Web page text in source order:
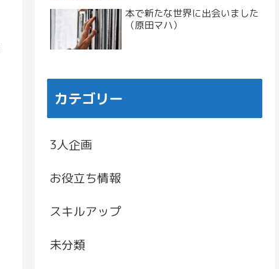
本で新たな世界に出会いました
（原田マハ）
カテゴリー
3人企画
お役立ち情報
スキルアップ
未分類